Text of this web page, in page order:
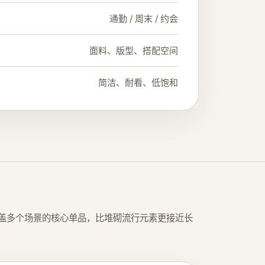
通勤 / 周末 / 约会
面料、版型、搭配空间
简洁、耐看、低饱和
多个场景的核心单品，比堆砌流行元素更接近长